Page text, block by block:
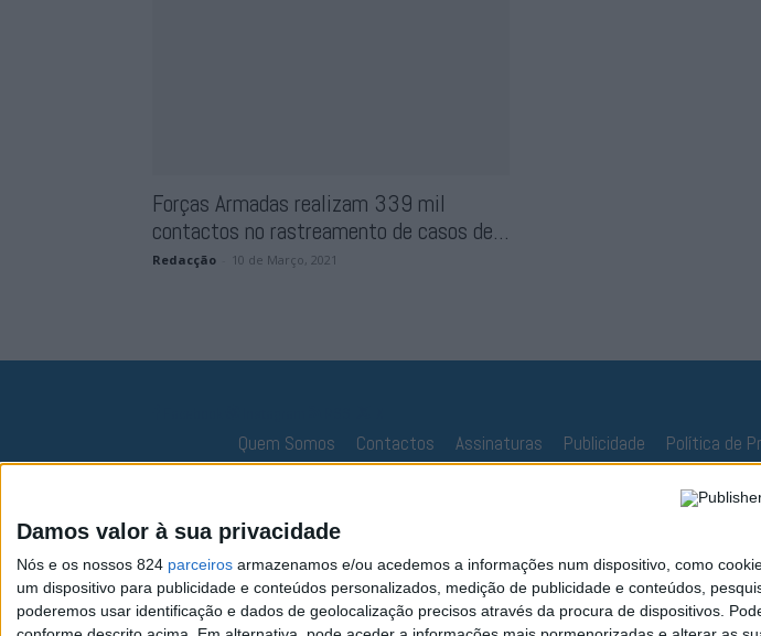
Damos valor à sua privacidade
Nós e os nossos 824 parceiros armazenamos e/ou acedemos a informações num dispositivo, como
um dispositivo para publicidade e conteúdos personalizados, medição de publicidade e conteúdos,
poderemos usar identificação e dados de geolocalização precisos através da procura de dispositivos.
Forças Armadas realizam 339 mil
contactos no rastreamento de casos de...
Redacção 10 de Março, 2021
Quem Somos Contactos Assinaturas Publicidade Política de